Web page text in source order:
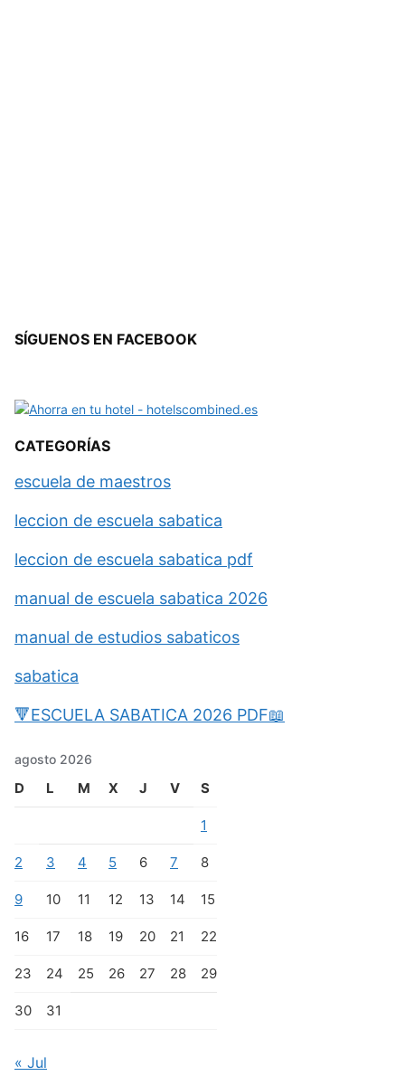
SÍGUENOS EN FACEBOOK
CATEGORÍAS
escuela de maestros
leccion de escuela sabatica
leccion de escuela sabatica pdf
manual de escuela sabatica 2026
manual de estudios sabaticos
sabatica
🔻ESCUELA SABATICA 2026 PDF📖
agosto 2026
D L M X J V S
1
2 3 4 5 6 7 8
9 10 11 12 13 14 15
16 17 18 19 20 21 22
23 24 25 26 27 28 29
30 31
« Jul